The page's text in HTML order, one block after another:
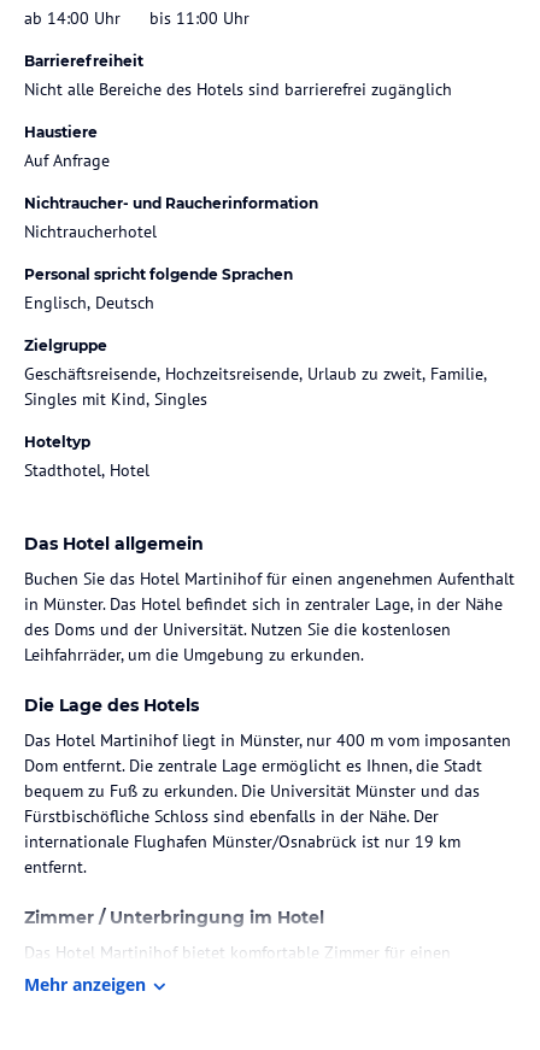
ab 14:00 Uhr bis 11:00 Uhr
Barrierefreiheit
Nicht alle Bereiche des Hotels sind barrierefrei zugänglich
Haustiere
Auf Anfrage
Nichtraucher- und Raucherinformation
Nichtraucherhotel
Personal spricht folgende Sprachen
Englisch, Deutsch
Zielgruppe
Geschäftsreisende, Hochzeitsreisende, Urlaub zu zweit, Familie,
Singles mit Kind, Singles
Hoteltyp
Stadthotel, Hotel
Das Hotel allgemein
Buchen Sie das Hotel Martinihof für einen angenehmen Aufenthalt
in Münster. Das Hotel befindet sich in zentraler Lage, in der Nähe
des Doms und der Universität. Nutzen Sie die kostenlosen
Leihfahrräder, um die Umgebung zu erkunden.
Die Lage des Hotels
Das Hotel Martinihof liegt in Münster, nur 400 m vom imposanten
Dom entfernt. Die zentrale Lage ermöglicht es Ihnen, die Stadt
bequem zu Fuß zu erkunden. Die Universität Münster und das
Fürstbischöfliche Schloss sind ebenfalls in der Nähe. Der
internationale Flughafen Münster/Osnabrück ist nur 19 km
entfernt.
Zimmer / Unterbringung im Hotel
Das Hotel Martinihof bietet komfortable Zimmer für einen
erholsamen Aufenthalt. Die Zimmer sind geschmackvoll
Mehr anzeigen